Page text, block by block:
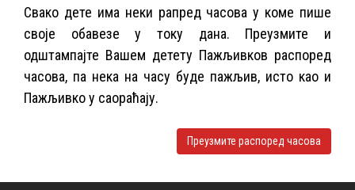
Свако дете има неки рапред часова у коме пише
своје обавезе у току дана. Преузмите и
одштампајте Вашем детету Пажљивков распоред
часова, па нека на часу буде пажљив, исто као и
Пажљивко у саораћају.
Преузмите распоред часова